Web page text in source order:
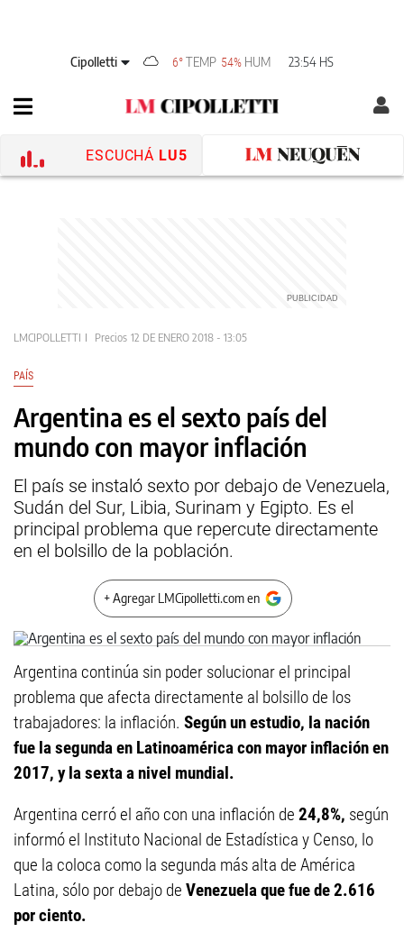
Cipolletti 6° TEMP 54% HUM 23:54 HS
ESCUCHÁ LU5
LMCIPOLLETTI Precios 12 DE ENERO 2018 - 13:05
PAÍS
Argentina es el sexto país del
mundo con mayor inflación
El país se instaló sexto por debajo de Venezuela,
Sudán del Sur, Libia, Surinam y Egipto. Es el
principal problema que repercute directamente
en el bolsillo de la población.
+ Agregar LMCipolletti.com en
Argentina continúa sin poder solucionar el principal
problema que afecta directamente al bolsillo de los
trabajadores: la inflación. Según un estudio, la nación
fue la segunda en Latinoamérica con mayor inflación en
2017, y la sexta a nivel mundial.
Argentina cerró el año con una inflación de 24,8%, según
informó el Instituto Nacional de Estadística y Censo, lo
que la coloca como la segunda más alta de América
Latina, sólo por debajo de Venezuela que fue de 2.616
por ciento.